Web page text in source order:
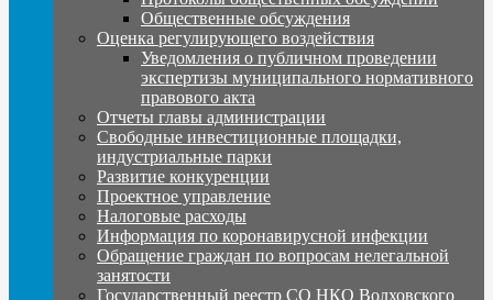
Общественные обсуждения
Оценка регулирующего воздействия
Уведомления о публичном проведении
экспертизы муниципального нормативного
правового акта
Отчеты главы администрации
Свободные инвестиционные площадки,
индустриальные парки
Развитие конкуренции
Проектное управление
Налоговые расходы
Информация по коронавирусной инфекции
Обращение граждан по вопросам нелегальной
занятости
Государственный реестр СО НКО Волховского